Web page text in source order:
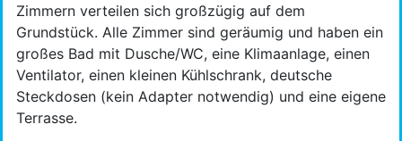
Zimmern verteilen sich großzügig auf dem
Grundstück. Alle Zimmer sind geräumig und haben ein
großes Bad mit Dusche/WC, eine Klimaanlage, einen
Ventilator, einen kleinen Kühlschrank, deutsche
Steckdosen (kein Adapter notwendig) und eine eigene
Terrasse.